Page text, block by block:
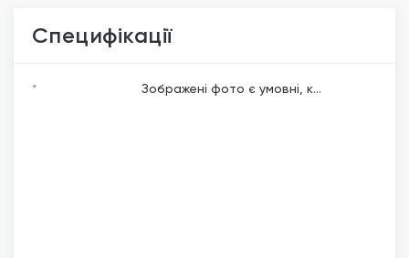
Специфікації
* Зображені фото є умовні, к...